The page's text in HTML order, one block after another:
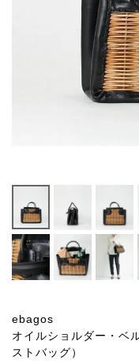
ebagos
オイルショルダー・ベ
ストバッグ）